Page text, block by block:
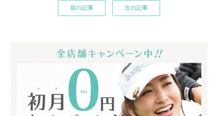
前の記事 次の記事